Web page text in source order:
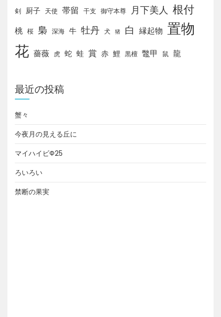
剣 厨子 天使 帯留 干支 御守本尊 月下美人 根付
桃 桜 梟 深海 牛 牡丹 犬 猪 白 縁起物 置物
花 薔薇 虎 蛇 蛙 賞 赤 鯉 黒檀 鼈甲 鼠 龍
最近の投稿
蟹々
今夜月の見える丘に
マイハイビФ25
ろいろい
禁断の果実